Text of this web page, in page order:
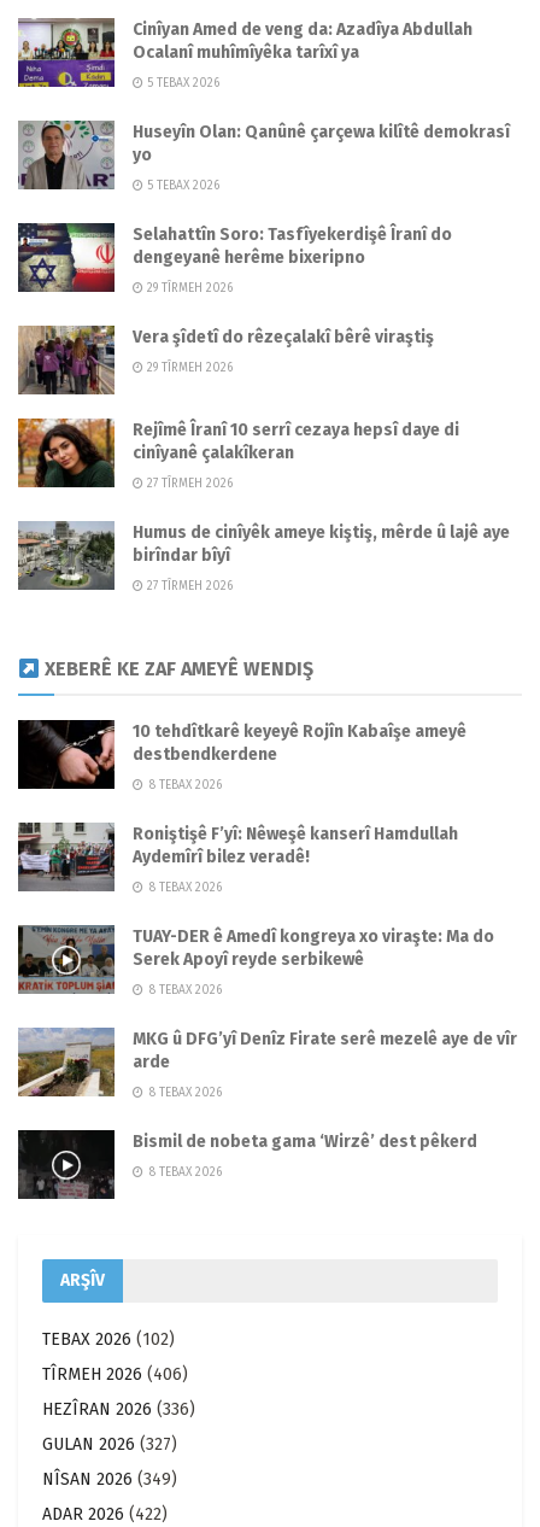
Cinîyan Amed de veng da: Azadîya Abdullah
Ocalanî muhîmîyêka tarîxî ya
5 TEBAX 2026
Huseyîn Olan: Qanûnê çarçewa kilîtê demokrasî
yo
5 TEBAX 2026
Selahattîn Soro: Tasfîyekerdişê Îranî do
dengeyanê herême bixeripno
29 TÎRMEH 2026
Vera şîdetî do rêzeçalakî bêrê viraştiş
29 TÎRMEH 2026
Rejîmê Îranî 10 serrî cezaya hepsî daye di
cinîyanê çalakîkeran
27 TÎRMEH 2026
Humus de cinîyêk ameye kiştiş, mêrde û lajê aye
birîndar bîyî
27 TÎRMEH 2026
XEBERÊ KE ZAF AMEYÊ WENDIŞ
10 tehdîtkarê keyeyê Rojîn Kabaîşe ameyê
destbendkerdene
8 TEBAX 2026
Roniştişê F’yî: Nêweşê kanserî Hamdullah
Aydemîrî bilez veradê!
8 TEBAX 2026
TUAY-DER ê Amedî kongreya xo viraşte: Ma do
Serek Apoyî reyde serbikewê
8 TEBAX 2026
MKG û DFG’yî Denîz Firate serê mezelê aye de vîr
arde
8 TEBAX 2026
Bismil de nobeta gama ‘Wirzê’ dest pêkerd
8 TEBAX 2026
ARŞÎV
TEBAX 2026 (102)
TÎRMEH 2026 (406)
HEZÎRAN 2026 (336)
GULAN 2026 (327)
NÎSAN 2026 (349)
ADAR 2026 (422)